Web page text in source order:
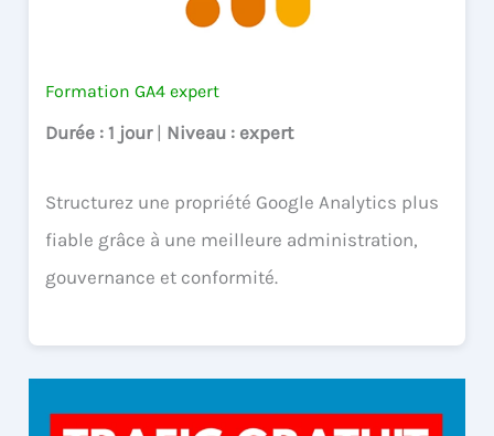
Formation GA4 expert
Durée : 1 jour | Niveau : expert
Structurez une propriété Google Analytics plus
fiable grâce à une meilleure administration,
gouvernance et conformité.